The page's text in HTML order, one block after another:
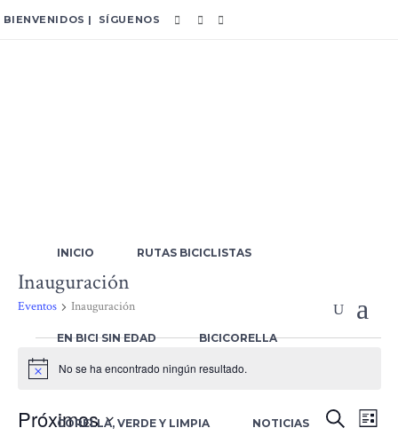
BIENVENIDOS | SÍGUENOS
INICIO RUTAS BICICLISTAS
EN BICI SIN EDAD BICICORELLA
CORELLA, VERDE Y LIMPIA NOTICIAS
Inauguración
Eventos Inauguración
Eventos
Aviso No se ha encontrado ningún resultado.
Buscar Lista
Próximos